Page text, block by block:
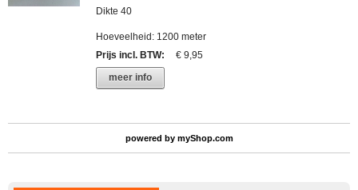
Dikte 40
Hoeveelheid: 1200 meter
Prijs incl. BTW:
€ 9,95
meer info
powered by myShop.com